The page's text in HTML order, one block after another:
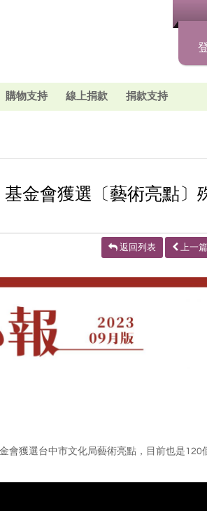
購物支持 線上捐款 捐款支持
金會獲選〔藝術亮點〕
返回列表 上一篇
會獲選台中市文化局藝術亮點，目前也是120